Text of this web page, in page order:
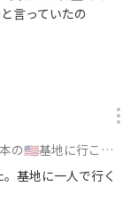
言っていたの
好祭 2026【今年で5年連続】に参加
基地に一人で行く